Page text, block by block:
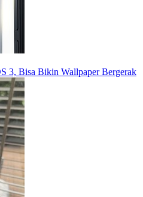
3, Bisa Bikin Wallpaper Bergerak